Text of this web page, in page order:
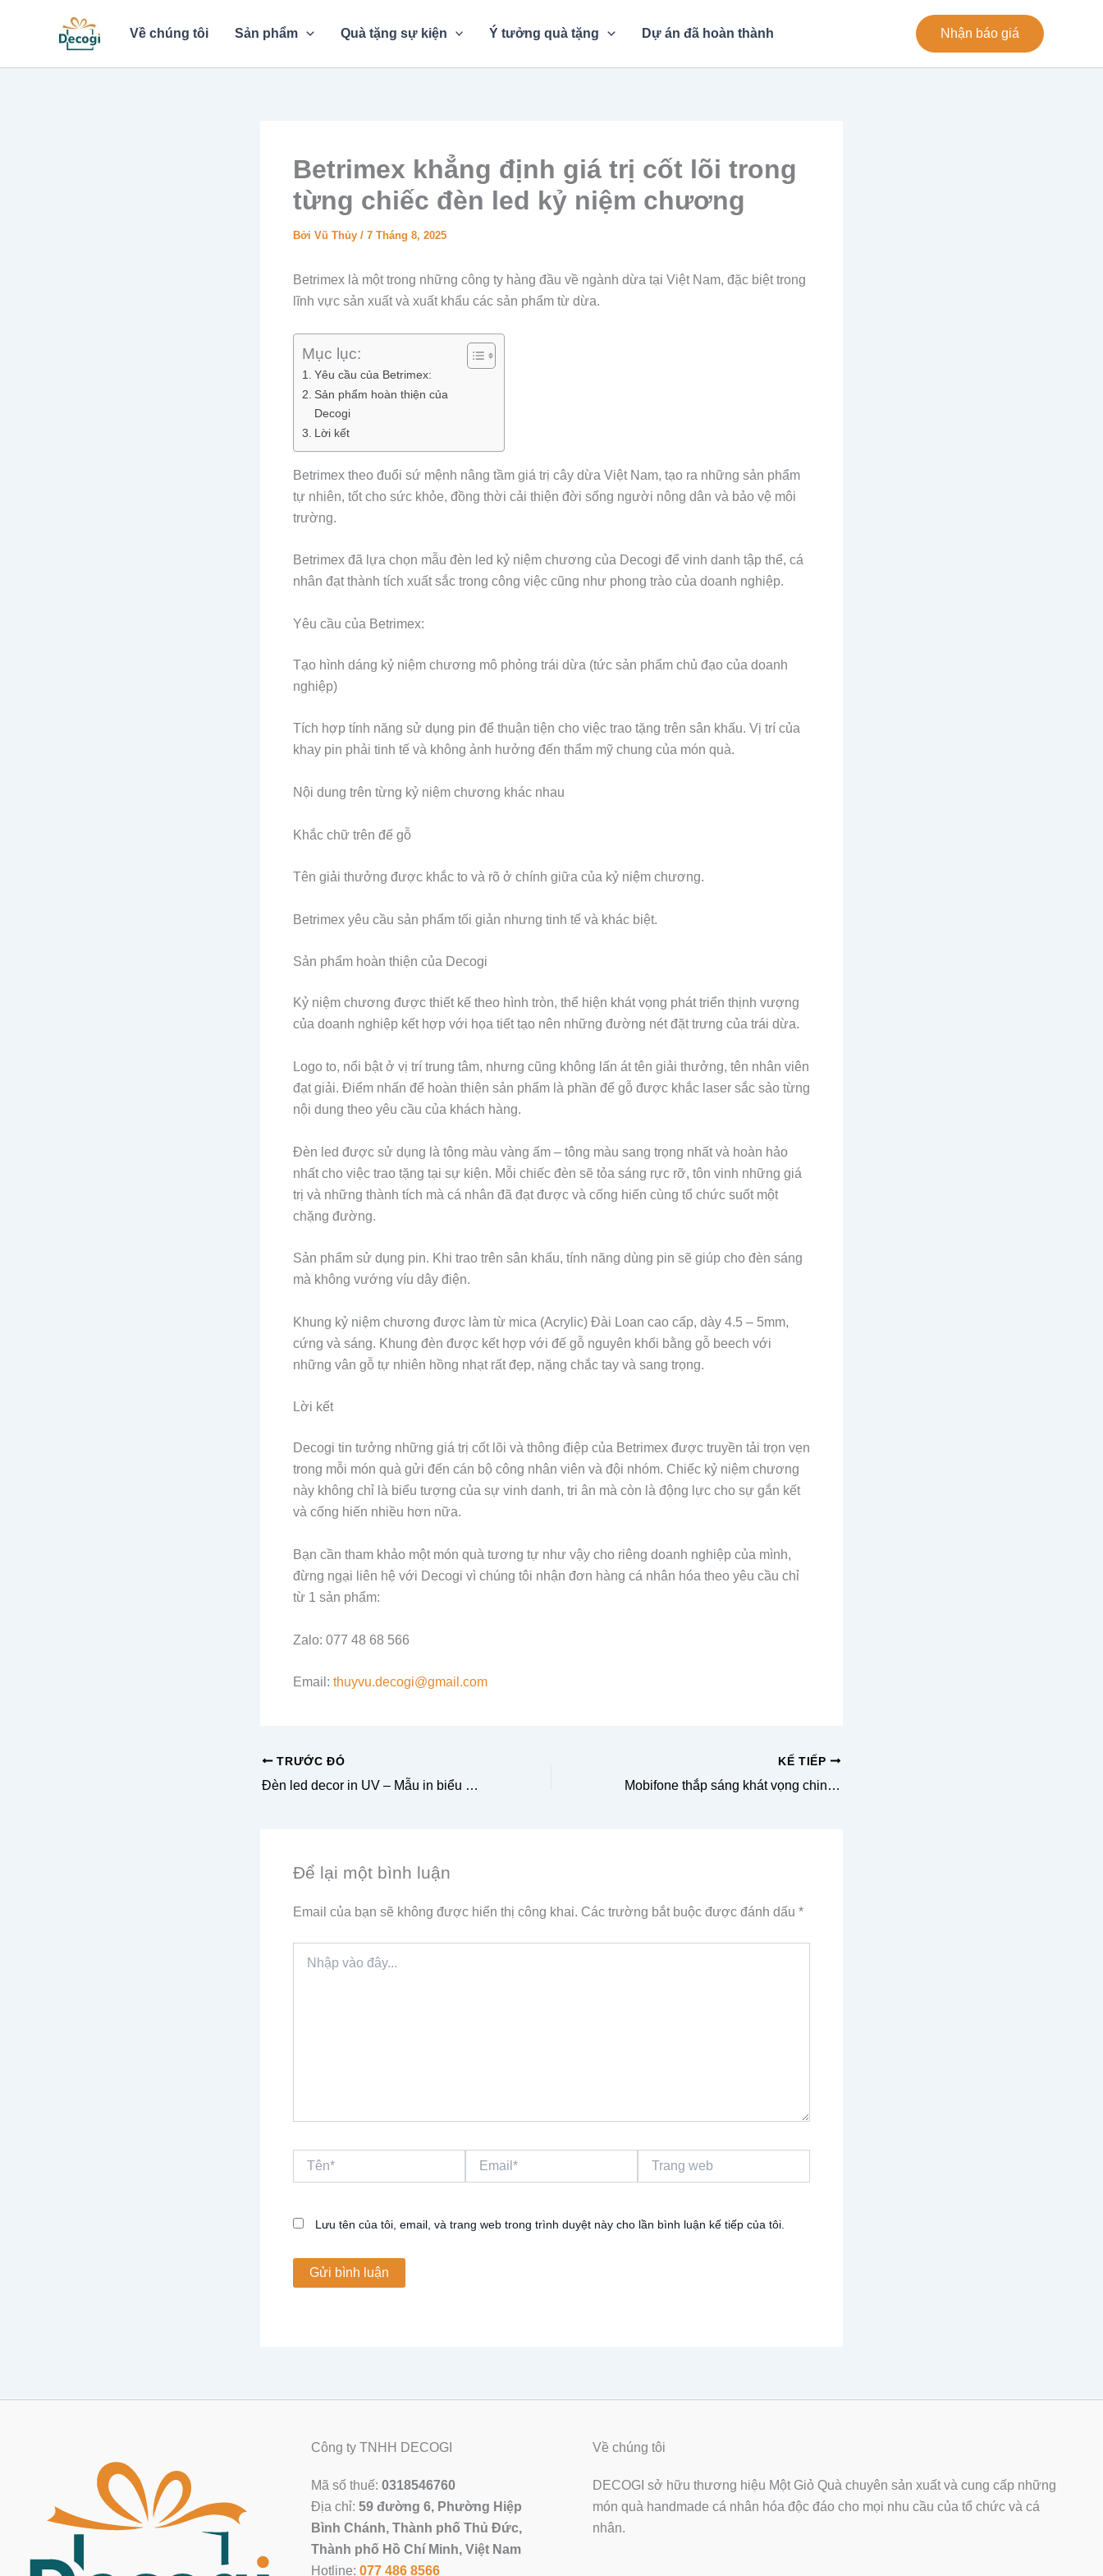
Về chúng tôi Sản phẩm Quà tặng sự kiện Ý tưởng quà tặng Dự án đã hoàn thành Nhận báo giá
Betrimex khẳng định giá trị cốt lõi trong
từng chiếc đèn led kỷ niệm chương
Bởi Vũ Thủy / 7 Tháng 8, 2025
Betrimex là một trong những công ty hàng đầu về ngành dừa tại Việt Nam, đặc biệt trong
lĩnh vực sản xuất và xuất khẩu các sản phẩm từ dừa.
Mục lục:
Yêu cầu của Betrimex:
Sản phẩm hoàn thiện của
Decogi
Lời kết
Betrimex theo đuổi sứ mệnh nâng tầm giá trị cây dừa Việt Nam, tạo ra những sản phẩm
tự nhiên, tốt cho sức khỏe, đồng thời cải thiện đời sống người nông dân và bảo vệ môi
trường.
Betrimex đã lựa chọn mẫu đèn led kỷ niệm chương của Decogi để vinh danh tập thể, cá
nhân đạt thành tích xuất sắc trong công việc cũng như phong trào của doanh nghiệp.
Yêu cầu của Betrimex:
Tạo hình dáng kỷ niệm chương mô phỏng trái dừa (tức sản phẩm chủ đạo của doanh
nghiệp)
Tích hợp tính năng sử dụng pin để thuận tiện cho việc trao tặng trên sân khấu. Vị trí của
khay pin phải tinh tế và không ảnh hưởng đến thẩm mỹ chung của món quà.
Nội dung trên từng kỷ niệm chương khác nhau
Khắc chữ trên đế gỗ
Tên giải thưởng được khắc to và rõ ở chính giữa của kỷ niệm chương.
Betrimex yêu cầu sản phẩm tối giản nhưng tinh tế và khác biệt.
Sản phẩm hoàn thiện của Decogi
Kỷ niệm chương được thiết kế theo hình tròn, thể hiện khát vọng phát triển thịnh vượng
của doanh nghiệp kết hợp với họa tiết tạo nên những đường nét đặt trưng của trái dừa.
Logo to, nổi bật ở vị trí trung tâm, nhưng cũng không lấn át tên giải thưởng, tên nhân viên
đạt giải. Điểm nhấn để hoàn thiện sản phẩm là phần đế gỗ được khắc laser sắc sảo từng
nội dung theo yêu cầu của khách hàng.
Đèn led được sử dụng là tông màu vàng ấm – tông màu sang trọng nhất và hoàn hảo
nhất cho việc trao tặng tại sự kiện. Mỗi chiếc đèn sẽ tỏa sáng rực rỡ, tôn vinh những giá
trị và những thành tích mà cá nhân đã đạt được và cống hiến cùng tổ chức suốt một
chặng đường.
Sản phẩm sử dụng pin. Khi trao trên sân khấu, tính năng dùng pin sẽ giúp cho đèn sáng
mà không vướng víu dây điện.
Khung kỷ niệm chương được làm từ mica (Acrylic) Đài Loan cao cấp, dày 4.5 – 5mm,
cứng và sáng. Khung đèn được kết hợp với đế gỗ nguyên khối bằng gỗ beech với
những vân gỗ tự nhiên hồng nhạt rất đẹp, nặng chắc tay và sang trọng.
Lời kết
Decogi tin tưởng những giá trị cốt lõi và thông điệp của Betrimex được truyền tải trọn vẹn
trong mỗi món quà gửi đến cán bộ công nhân viên và đội nhóm. Chiếc kỷ niệm chương
này không chỉ là biểu tượng của sự vinh danh, tri ân mà còn là động lực cho sự gắn kết
và cống hiến nhiều hơn nữa.
Bạn cần tham khảo một món quà tương tự như vậy cho riêng doanh nghiệp của mình,
đừng ngại liên hệ với Decogi vì chúng tôi nhận đơn hàng cá nhân hóa theo yêu cầu chỉ
từ 1 sản phẩm:
Zalo: 077 48 68 566
Email: thuyvu.decogi@gmail.com
TRƯỚC ĐÓ
Đèn led decor in UV – Mẫu in biểu tượng
KẾ TIẾP
Mobifone thắp sáng khát vọng chinh phục đỉnh cao trong từng chiếc đèn led kỷ niệm chương
Để lại một bình luận
Email của bạn sẽ không được hiển thị công khai. Các trường bắt buộc được đánh dấu *
vào
web
Lưu tên của tôi, email, và trang web trong trình duyệt này cho lần bình luận kế tiếp của tôi.
Công ty TNHH DECOGI
Mã số thuế: 0318546760
Địa chỉ: 59 đường 6, Phường Hiệp
Bình Chánh, Thành phố Thủ Đức,
Thành phố Hồ Chí Minh, Việt Nam
Hotline: 077 486 8566
Về chúng tôi
DECOGI sở hữu thương hiệu Một Giỏ Quà chuyên sản xuất và cung cấp những
món quà handmade cá nhân hóa độc đáo cho mọi nhu cầu của tổ chức và cá
nhân.